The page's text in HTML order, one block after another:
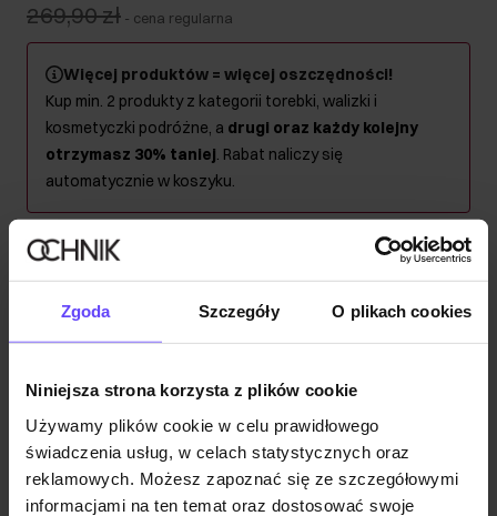
Zgoda Szczegóły O plikach cookies
Niniejsza strona korzysta z plików cookie
Używamy plików cookie w celu prawidłowego
świadczenia usług, w celach statystycznych oraz
reklamowych. Możesz zapoznać się ze szczegółowymi
informacjami na ten temat oraz dostosować swoje
269,90 zł - cena regularna
Więcej produktów = więcej oszczędności!
Kup min. 2 produkty z kategorii torebki, walizki i
kosmetyczki podróżne, a drugi oraz każdy kolejny
otrzymasz 30% taniej. Rabat naliczy się
automatycznie w koszyku.
Opis produktu
Szczegóły
Skład i wymiary
Opinie